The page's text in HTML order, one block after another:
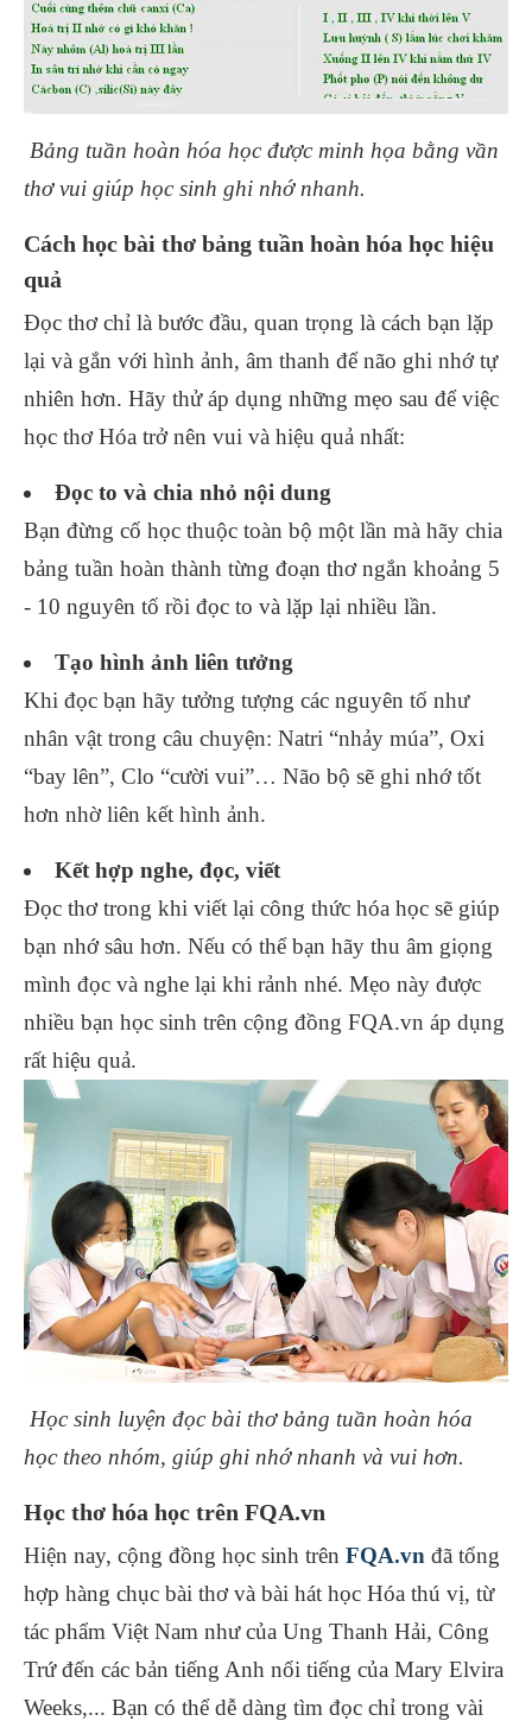
Bảng tuần hoàn hóa học được minh họa bằng vần
thơ vui giúp học sinh ghi nhớ nhanh.
Cách học bài thơ bảng tuần hoàn hóa học hiệu
quả
Đọc thơ chỉ là bước đầu, quan trọng là cách bạn lặp
lại và gắn với hình ảnh, âm thanh để não ghi nhớ tự
nhiên hơn. Hãy thử áp dụng những mẹo sau để việc
học thơ Hóa trở nên vui và hiệu quả nhất:
Đọc to và chia nhỏ nội dung
Bạn đừng cố học thuộc toàn bộ một lần mà hãy chia
bảng tuần hoàn thành từng đoạn thơ ngắn khoảng 5
- 10 nguyên tố rồi đọc to và lặp lại nhiều lần.
Tạo hình ảnh liên tưởng
Khi đọc bạn hãy tưởng tượng các nguyên tố như
nhân vật trong câu chuyện: Natri “nhảy múa”, Oxi
“bay lên”, Clo “cười vui”… Não bộ sẽ ghi nhớ tốt
hơn nhờ liên kết hình ảnh.
Kết hợp nghe, đọc, viết
Đọc thơ trong khi viết lại công thức hóa học sẽ giúp
bạn nhớ sâu hơn. Nếu có thể bạn hãy thu âm giọng
mình đọc và nghe lại khi rảnh nhé. Mẹo này được
nhiều bạn học sinh trên cộng đồng FQA.vn áp dụng
rất hiệu quả.
Học sinh luyện đọc bài thơ bảng tuần hoàn hóa
học theo nhóm, giúp ghi nhớ nhanh và vui hơn.
Học thơ hóa học trên FQA.vn
Hiện nay, cộng đồng học sinh trên FQA.vn đã tổng
hợp hàng chục bài thơ và bài hát học Hóa thú vị, từ
tác phẩm Việt Nam như của Ung Thanh Hải, Công
Trứ đến các bản tiếng Anh nổi tiếng của Mary Elvira
Weeks,... Bạn có thể dễ dàng tìm đọc chỉ trong vài